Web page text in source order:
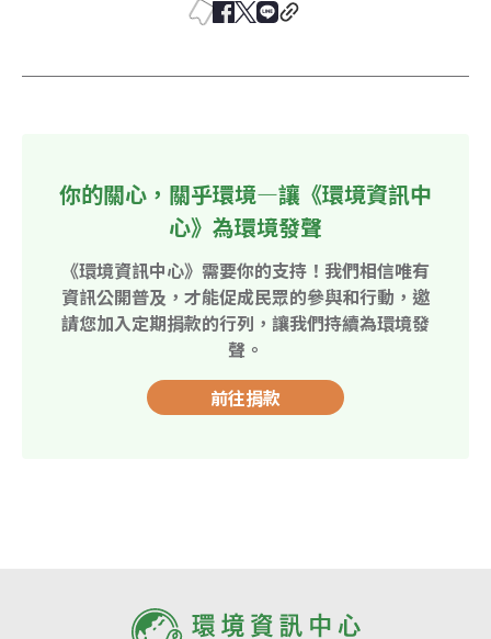
你的關心，關乎環境—讓《環境資訊中
心》為環境發聲
《環境資訊中心》需要你的支持！我們相信唯有
資訊公開普及，才能促成民眾的參與和行動，邀
請您加入定期捐款的行列，讓我們持續為環境發
聲。
前往捐款